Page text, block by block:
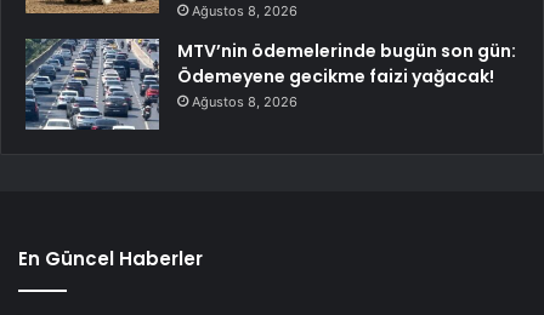
Ağustos 8, 2026
MTV’nin ödemelerinde bugün son gün:
Ödemeyene gecikme faizi yağacak!
Ağustos 8, 2026
En Güncel Haberler